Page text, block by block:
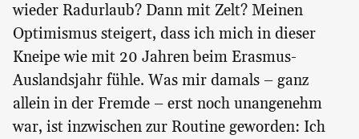
wieder Radurlaub? Dann mit Zelt? Meinen
Optimismus steigert, dass ich mich in dieser
Kneipe wie mit 20 Jahren beim Erasmus-
Auslandsjahr fühle. Was mir damals – ganz
allein in der Fremde – erst noch unangenehm
war, ist inzwischen zur Routine geworden: Ich